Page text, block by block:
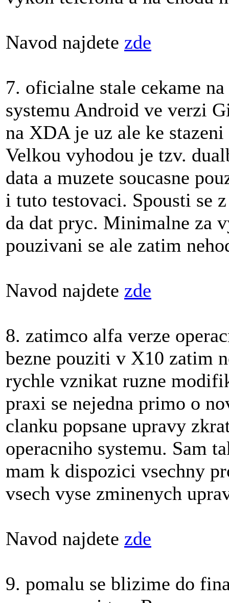
Navod najdete zde
7. oficialne stale cekame
systemu Android ve verzi
na XDA je uz ale ke
Velkou vyhodou je tzv.
data a muzete soucasne
i tuto testovaci. Spousti se
da dat pryc. Minimalne za
pouzivani se ale zatim
Navod najdete zde
8. zatimco alfa verze
bezne pouziti v X10 zatim
rychle vznikat ruzne
praxi se nejedna primo o
clanku popsane upravy
operacniho systemu. Sam
mam k dispozici vsechny
vsech vyse zminenych
Navod najdete zde
9. pomalu se blizime do